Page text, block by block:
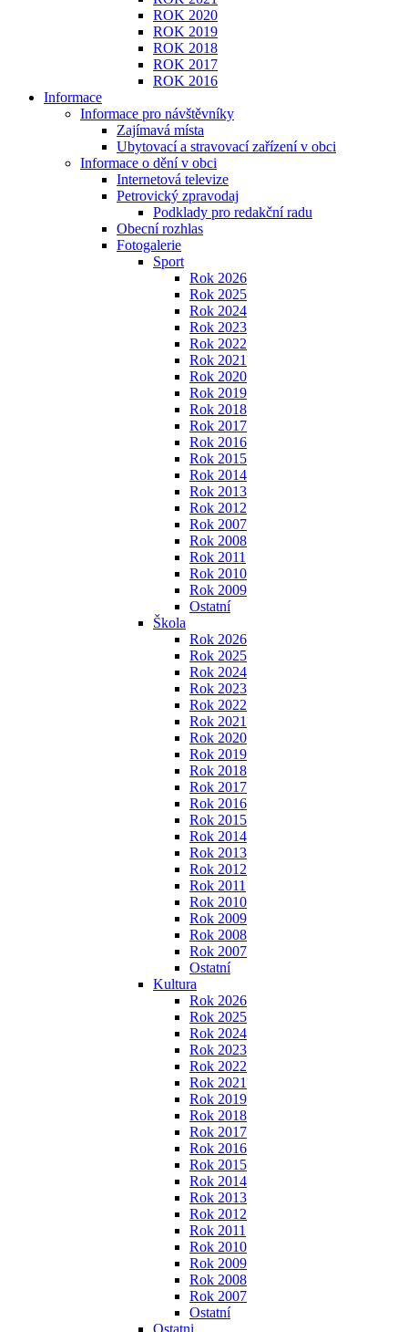
ROK 2020
ROK 2019
ROK 2018
ROK 2017
ROK 2016
Informace
Informace pro návštěvníky
Zajímavá místa
Ubytovací a stravovací zařízení v obci
Informace o dění v obci
Internetová televize
Petrovický zpravodaj
Podklady pro redakční radu
Obecní rozhlas
Fotogalerie
Sport
Rok 2026
Rok 2025
Rok 2024
Rok 2023
Rok 2022
Rok 2021
Rok 2020
Rok 2019
Rok 2018
Rok 2017
Rok 2016
Rok 2015
Rok 2014
Rok 2013
Rok 2012
Rok 2007
Rok 2008
Rok 2011
Rok 2010
Rok 2009
Ostatní
Škola
Rok 2026
Rok 2025
Rok 2024
Rok 2023
Rok 2022
Rok 2021
Rok 2020
Rok 2019
Rok 2018
Rok 2017
Rok 2016
Rok 2015
Rok 2014
Rok 2013
Rok 2012
Rok 2011
Rok 2010
Rok 2009
Rok 2008
Rok 2007
Ostatní
Kultura
Rok 2026
Rok 2025
Rok 2024
Rok 2023
Rok 2022
Rok 2021
Rok 2019
Rok 2018
Rok 2017
Rok 2016
Rok 2015
Rok 2014
Rok 2013
Rok 2012
Rok 2011
Rok 2010
Rok 2009
Rok 2008
Rok 2007
Ostatní
Ostatni